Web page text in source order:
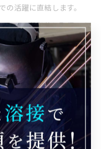
活躍に直結します。
ながら段階的に取得でき
が高いです。また、現場
つため、長生村で配管工
えるでしょう。資格取得
募時の給与条件交渉も有
の年収向上
は、資格支援制度を導入